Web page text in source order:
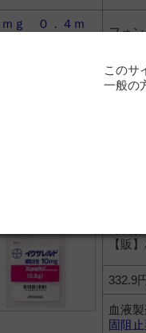
ｍｇ ０．４ｍ
フォ
【製
【販
血液
リバ
【販
332.9円
血液
固阻
このサ
一般の